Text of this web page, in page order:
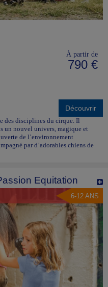
À partir de
790 €
Découvrir
des disciplines du cirque. Il
un nouvel univers, magique et
de l’environnement
par d’adorables chiens de
Equitation
6-12 ANS